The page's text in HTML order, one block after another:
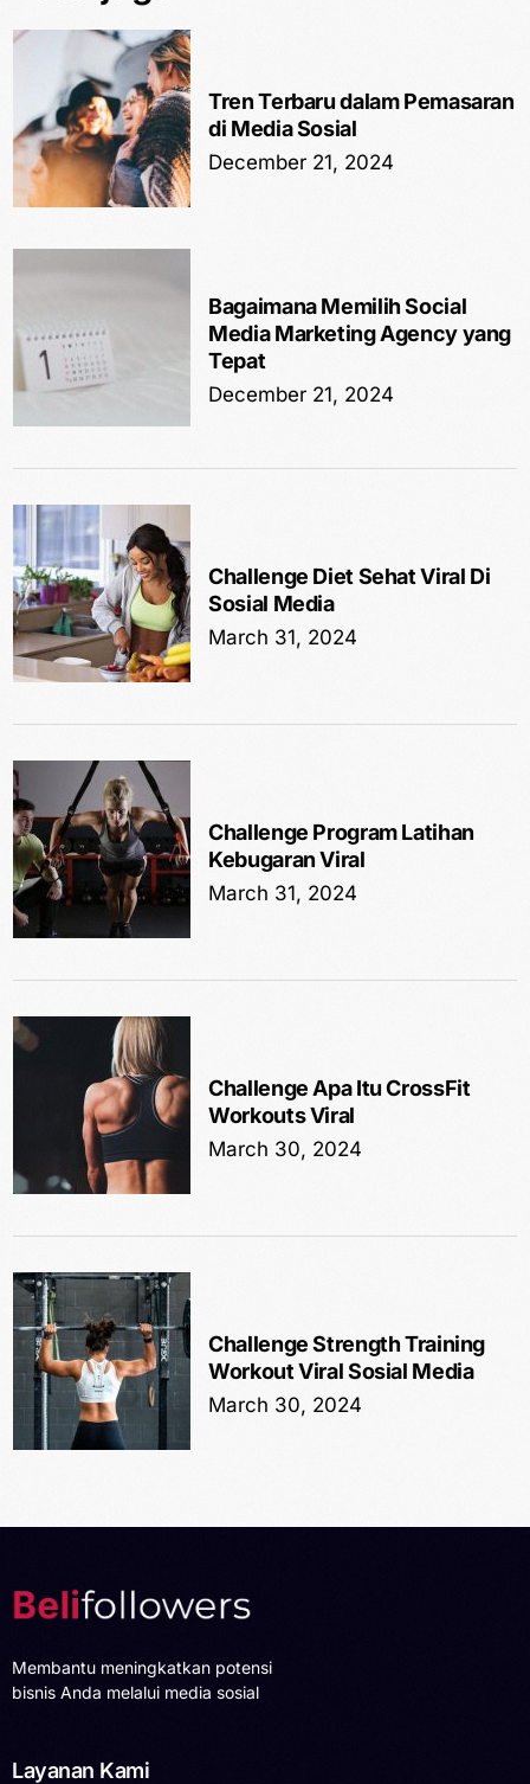
Tren Terbaru dalam Pemasaran
di Media Sosial
December 21, 2024
Bagaimana Memilih Social
Media Marketing Agency yang
Tepat
December 21, 2024
Challenge Diet Sehat Viral Di
Sosial Media
March 31, 2024
Challenge Program Latihan
Kebugaran Viral
March 31, 2024
Challenge Apa Itu CrossFit
Workouts Viral
March 30, 2024
Challenge Strength Training
Workout Viral Sosial Media
March 30, 2024
Membantu meningkatkan potensi
bisnis Anda melalui media sosial
Layanan Kami